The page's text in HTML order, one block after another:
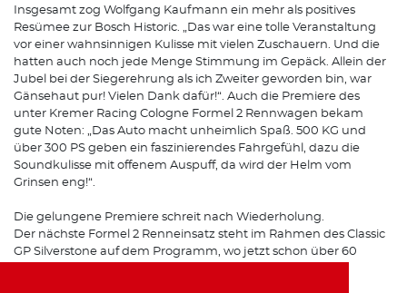
Insgesamt zog Wolfgang Kaufmann ein mehr als positives
Resümee zur Bosch Historic. „Das war eine tolle Veranstaltung
vor einer wahnsinnigen Kulisse mit vielen Zuschauern. Und die
hatten auch noch jede Menge Stimmung im Gepäck. Allein der
Jubel bei der Siegerehrung als ich Zweiter geworden bin, war
Gänsehaut pur! Vielen Dank dafür!“. Auch die Premiere des
unter Kremer Racing Cologne Formel 2 Rennwagen bekam
gute Noten: „Das Auto macht unheimlich Spaß. 500 KG und
über 300 PS geben ein faszinierendes Fahrgefühl, dazu die
Soundkulisse mit offenem Auspuff, da wird der Helm vom
Grinsen eng!“.
Die gelungene Premiere schreit nach Wiederholung.
Der nächste Formel 2 Renneinsatz steht im Rahmen des Classic
GP Silverstone auf dem Programm, wo jetzt schon über 60